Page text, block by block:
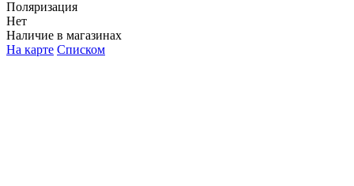
Поляризация
Нет
Наличие в магазинах
На карте Списком